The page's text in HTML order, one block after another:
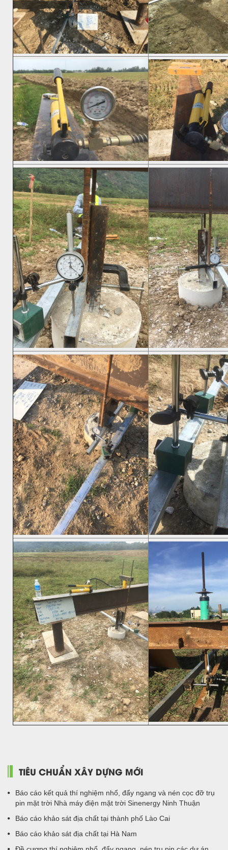
TIÊU CHUẨN XÂY DỰNG MỚI
Báo cáo kết quả thí nghiệm nhổ, đẩy ngang và nén cọc đỡ trụ
pin mặt trời Nhà máy điện mặt trời Sinenergy Ninh Thuận
Báo cáo khảo sát địa chất tại thành phố Lào Cai
Báo cáo khảo sát địa chất tại Hà Nam